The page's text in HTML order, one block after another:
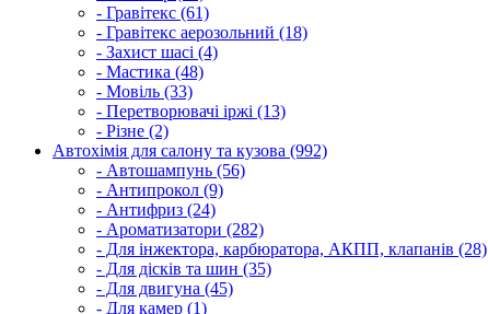
- Гравітекс (61)
- Гравітекс аерозольний (18)
- Захист шасі (4)
- Мастика (48)
- Мовіль (33)
- Перетворювачі іржі (13)
- Різне (2)
Автохімія для салону та кузова (992)
- Автошампунь (56)
- Антипрокол (9)
- Антифриз (24)
- Ароматизатори (282)
- Для інжектора, карбюратора, АКПП, клапанів (28)
- Для дісків та шин (35)
- Для двигуна (45)
- Для камер (1)